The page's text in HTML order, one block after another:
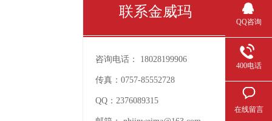
联系金威玛
咨询电话： 18028199906
传真： 0757-85552728
QQ： 2376089315
QQ咨询
400电话
在线留言